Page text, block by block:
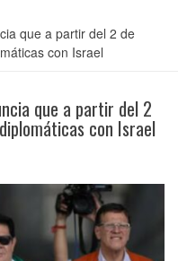
que a partir del 2 de
con Israel
que a partir del 2
con Israel